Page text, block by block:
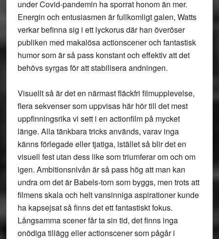
under Covid-pandemin ha sporrat honom än mer.
Energin och entusiasmen är fullkomligt galen, Watts
verkar befinna sig i ett lyckorus där han överöser
publiken med makalösa actionscener och fantastisk
humor som är så pass konstant och effektiv att det
behövs syrgas för att stabilisera andningen.
Visuellt så är det en närmast fläckfri filmupplevelse,
flera sekvenser som uppvisas här hör till det mest
uppfinningsrika vi sett i en actionfilm på mycket
länge. Alla tänkbara tricks används, varav inga
känns förlegade eller tjatiga, istället så blir det en
visuell fest utan dess like som triumferar om och om
igen. Ambitionsnivån är så pass hög att man kan
undra om det är Babels-torn som byggs, men trots att
filmens skala och helt vansinniga aspirationer kunde
ha kapsejsat så finns det ett fantastiskt fokus.
Långsamma scener får ta sin tid, det finns inga
onödiga tillägg eller actionscener som pågår i